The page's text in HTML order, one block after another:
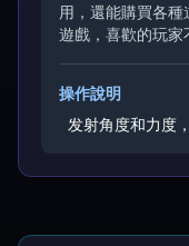
用，還能購買各
遊戲，喜歡的玩家
操作說明
发射角度和力度，